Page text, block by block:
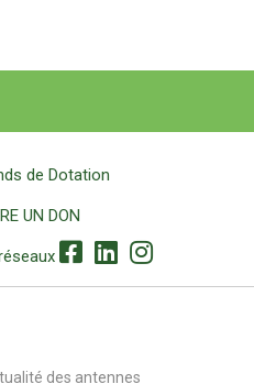
de Dotation
UN DON
des antennes